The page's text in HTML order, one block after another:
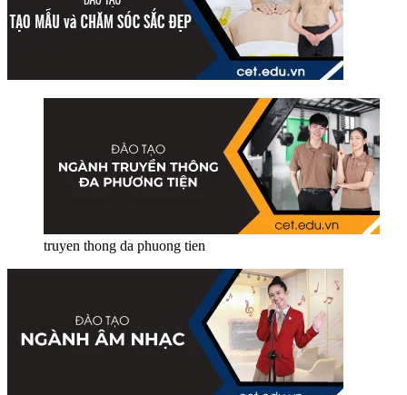
truyen thong da phuong tien